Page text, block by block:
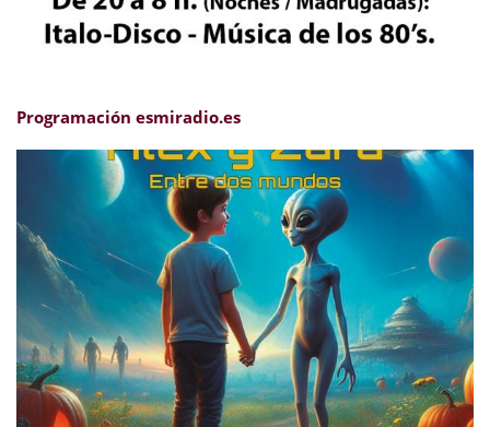
Programación esmiradio.es